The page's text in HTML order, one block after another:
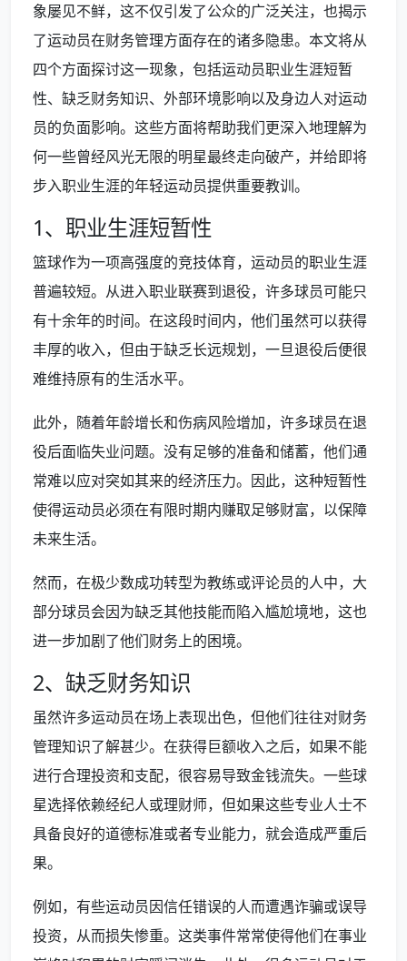
象屡见不鲜，这不仅引发了公众的广泛关注，也揭示
了运动员在财务管理方面存在的诸多隐患。本文将从
四个方面探讨这一现象，包括运动员职业生涯短暂
性、缺乏财务知识、外部环境影响以及身边人对运动
员的负面影响。这些方面将帮助我们更深入地理解为
何一些曾经风光无限的明星最终走向破产，并给即将
步入职业生涯的年轻运动员提供重要教训。
1、职业生涯短暂性
篮球作为一项高强度的竞技体育，运动员的职业生涯
普遍较短。从进入职业联赛到退役，许多球员可能只
有十余年的时间。在这段时间内，他们虽然可以获得
丰厚的收入，但由于缺乏长远规划，一旦退役后便很
难维持原有的生活水平。
此外，随着年龄增长和伤病风险增加，许多球员在退
役后面临失业问题。没有足够的准备和储蓄，他们通
常难以应对突如其来的经济压力。因此，这种短暂性
使得运动员必须在有限时期内赚取足够财富，以保障
未来生活。
然而，在极少数成功转型为教练或评论员的人中，大
部分球员会因为缺乏其他技能而陷入尴尬境地，这也
进一步加剧了他们财务上的困境。
2、缺乏财务知识
虽然许多运动员在场上表现出色，但他们往往对财务
管理知识了解甚少。在获得巨额收入之后，如果不能
进行合理投资和支配，很容易导致金钱流失。一些球
星选择依赖经纪人或理财师，但如果这些专业人士不
具备良好的道德标准或者专业能力，就会造成严重后
果。
例如，有些运动员因信任错误的人而遭遇诈骗或误导
投资，从而损失惨重。这类事件常常使得他们在事业